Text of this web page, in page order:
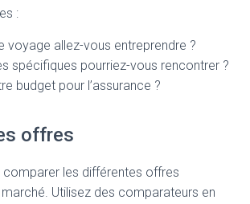
:
voyage allez-vous entreprendre ?
spécifiques pourriez-vous rencontrer ?
budget pour l’assurance ?
offres
comparer les différentes offres
Utilisez des comparateurs en